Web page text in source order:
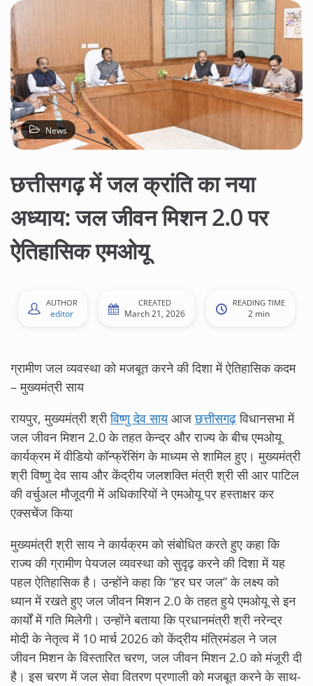
News
छत्तीसगढ़ में जल क्रांति का नया
अध्याय: जल जीवन मिशन 2.0 पर
ऐतिहासिक एमओयू
AUTHOR
editor
CREATED
March 21, 2026
READING TIME
2 min
ग्रामीण जल व्यवस्था को मजबूत करने की दिशा में ऐतिहासिक कदम
– मुख्यमंत्री साय
रायपुर, मुख्यमंत्री श्रीविष्णु देव सायआजछत्तीसगढ़विधानसभा में
जल जीवन मिशन 2.0 के तहत केन्द्र और राज्य के बीच एमओयू
कार्यक्रम में वीडियो कॉन्फ्रेंसिंग के माध्यम से शामिल हुए। मुख्यमंत्री
श्री विष्णु देव साय और केंद्रीय जलशक्ति मंत्री श्री सी आर पाटिल
की वर्चुअल मौजूदगी में अधिकारियों ने एमओयू पर हस्ताक्षर कर
एक्सचेंज किया
मुख्यमंत्री श्री साय ने कार्यक्रम को संबोधित करते हुए कहा कि
राज्य की ग्रामीण पेयजल व्यवस्था को सुदृढ़ करने की दिशा में यह
पहल ऐतिहासिक है। उन्होंने कहा कि “हर घर जल” के लक्ष्य को
ध्यान में रखते हुए जल जीवन मिशन 2.0 के तहत हुये एमओयू से इन
कार्यों में गति मिलेगी। उन्होंने बताया कि प्रधानमंत्री श्री नरेन्द्र
मोदी के नेतृत्व में 10 मार्च 2026 को केंद्रीय मंत्रिमंडल ने जल
जीवन मिशन के विस्तारित चरण, जल जीवन मिशन 2.0 को मंजूरी दी
है। इस चरण में जल सेवा वितरण प्रणाली को मजबूत करने के साथ-